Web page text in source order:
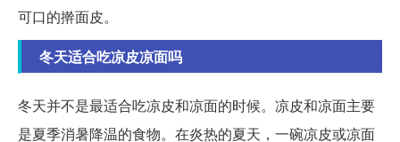
可口的擀面皮。
冬天适合吃凉皮凉面吗
冬天并不是最适合吃凉皮和凉面的时候。凉皮和凉面主要
是夏季消暑降温的食物。在炎热的夏天，一碗凉皮或凉面